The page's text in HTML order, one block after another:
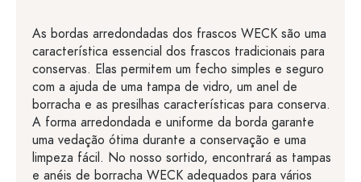
As bordas arredondadas dos frascos WECK são uma
característica essencial dos frascos tradicionais para
conservas. Elas permitem um fecho simples e seguro
com a ajuda de uma tampa de vidro, um anel de
borracha e as presilhas características para conserva.
A forma arredondada e uniforme da borda garante
uma vedação ótima durante a conservação e uma
limpeza fácil. No nosso sortido, encontrará as tampas
e anéis de borracha WECK adequados para vários